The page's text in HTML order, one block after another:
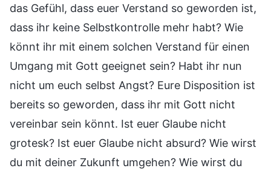
das Gefühl, dass euer Verstand so geworden ist,
dass ihr keine Selbstkontrolle mehr habt? Wie
könnt ihr mit einem solchen Verstand für einen
Umgang mit Gott geeignet sein? Habt ihr nun
nicht um euch selbst Angst? Eure Disposition ist
bereits so geworden, dass ihr mit Gott nicht
vereinbar sein könnt. Ist euer Glaube nicht
grotesk? Ist euer Glaube nicht absurd? Wie wirst
du mit deiner Zukunft umgehen? Wie wirst du